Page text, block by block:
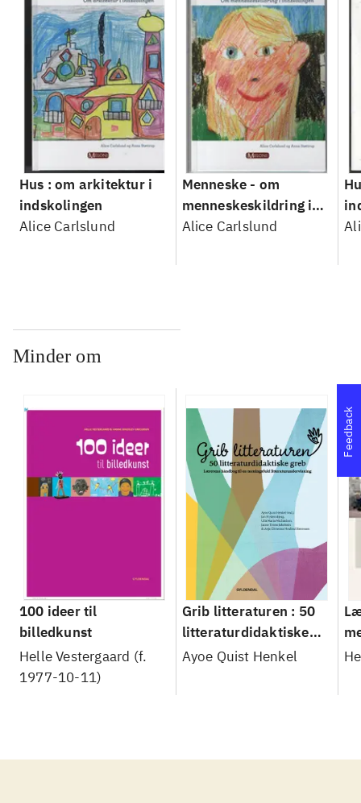
Hus : om arkitektur i
indskolingen
Alice Carlslund
Menneske - om
menneskeskildring i
indskolingen
Alice Carlslund
Minder om
100 ideer til
billedkunst
Helle Vestergaard (f.
1977-10-11)
Grib litteraturen : 50
litteraturdidaktiske
greb : lærerens
Ayoe Quist Henkel
Feedback